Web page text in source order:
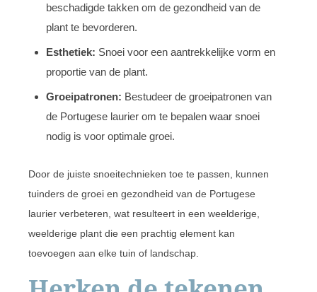
beschadigde takken om de gezondheid van de
plant te bevorderen.
Esthetiek: Snoei voor een aantrekkelijke vorm en
proportie van de plant.
Groeipatronen: Bestudeer de groeipatronen van
de Portugese laurier om te bepalen waar snoei
nodig is voor optimale groei.
Door de juiste snoeitechnieken toe te passen, kunnen
tuinders de groei en gezondheid van de Portugese
laurier verbeteren, wat resulteert in een weelderige,
weelderige plant die een prachtig element kan
toevoegen aan elke tuin of landschap.